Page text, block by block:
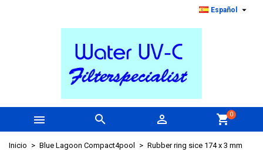
Español 
   shopping_cart0
Inicio Blue Lagoon Compact4pool Rubber ring sice 174 x 3 mm